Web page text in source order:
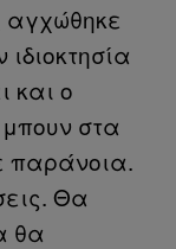
αγχώθηκε
και ο
στα
παράνοια.
Θα
θα